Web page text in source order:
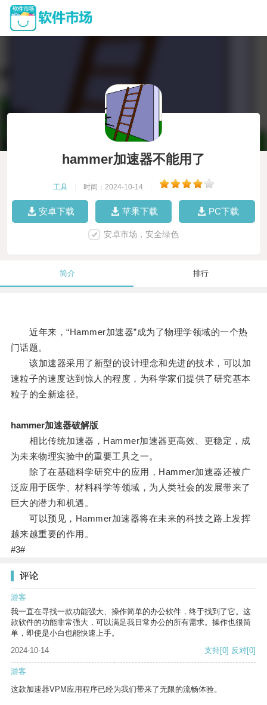
hammer加速器不能用了
工具 时间：2024-10-14
安卓下载 苹果下载 PC下载
安卓市场，安全绿色
简介 排行
近年来，“Hammer加速器”成为了物理学领域的一个热
门话题。
该加速器采用了新型的设计理念和先进的技术，可以加
速粒子的速度达到惊人的程度，为科学家们提供了研究基本
粒子的全新途径。
hammer加速器破解版
相比传统加速器，Hammer加速器更高效、更稳定，成
为未来物理实验中的重要工具之一。
除了在基础科学研究中的应用，Hammer加速器还被广
泛应用于医学、材料科学等领域，为人类社会的发展带来了
巨大的潜力和机遇。
可以预见，Hammer加速器将在未来的科技之路上发挥
越来越重要的作用。
#3#
评论
游客
我一直在寻找一款功能强大、操作简单的办公软件，终于找到了它。这
款软件的功能非常强大，可以满足我日常办公的所有需求。操作也很简
单，即使是小白也能快速上手。
2024-10-14
支持[0] 反对[0]
游客
这款加速器VPM应用程序已经为我们带来了无限的流畅体验。